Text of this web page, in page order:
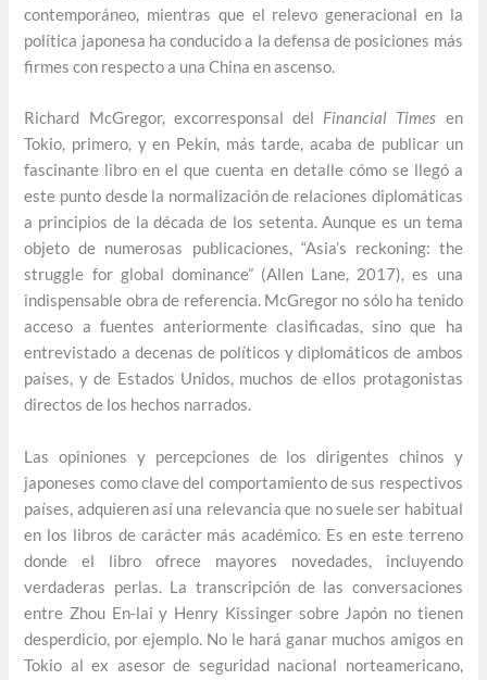
contemporáneo, mientras que el relevo generacional en la
política japonesa ha conducido a la defensa de posiciones más
firmes con respecto a una China en ascenso.
Richard McGregor, excorresponsal delFinancial Times en
Tokio, primero, y en Pekín, más tarde, acaba de publicar un
fascinante libro en el que cuenta en detalle cómo se llegó a
este punto desde la normalización de relaciones diplomáticas
a principios de la década de los setenta. Aunque es un tema
objeto de numerosas publicaciones, “Asia’s reckoning: the
struggle for global dominance” (Allen Lane, 2017), es una
indispensable obra de referencia. McGregor no sólo ha tenido
acceso a fuentes anteriormente clasificadas, sino que ha
entrevistado a decenas de políticos y diplomáticos de ambos
países, y de Estados Unidos, muchos de ellos protagonistas
directos de los hechos narrados.
Las opiniones y percepciones de los dirigentes chinos y
japoneses como clave del comportamiento de sus respectivos
países, adquieren así una relevancia que no suele ser habitual
en los libros de carácter más académico. Es en este terreno
donde el libro ofrece mayores novedades, incluyendo
verdaderas perlas. La transcripción de las conversaciones
entre Zhou En-lai y Henry Kissinger sobre Japón no tienen
desperdicio, por ejemplo. No le hará ganar muchos amigos en
Tokio al ex asesor de seguridad nacional norteamericano,